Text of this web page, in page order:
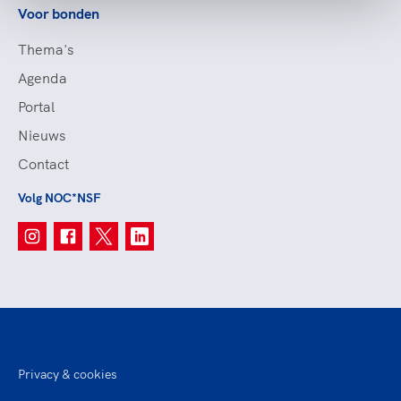
Voor bonden
Thema's
Agenda
Portal
Nieuws
Contact
Volg NOC*NSF
Privacy & cookies